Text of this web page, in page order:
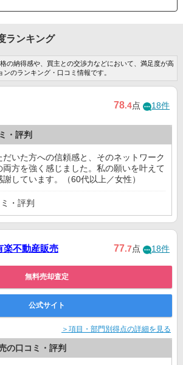
ランキング
の納得感や、買主との交渉力などにおいて、満足度が高
のランキング・口コミ情報です。
78.4点 18件
・評判
だいた方への信頼感と、そのネットワーク
両方を強く感じました。私の願いを叶えて
しています。（60代以上／女性）
・評判
楽不動産販売 77.7点 18件
無料売却査定
公式サイト
＞項目・部門別得点の詳細を見る
の口コミ・評判